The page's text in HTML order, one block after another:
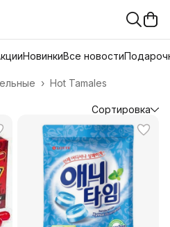
НовинкиВсе новости
Hot Tamales
›
Сортировка